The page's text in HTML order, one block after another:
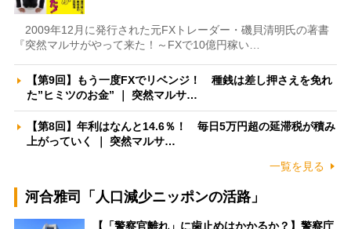
2009年12月に発行された元FXトレーダー・磯貝清明氏の著書
『突然マルサがやって来た！～FXで10億円稼い…
【第9回】もう一度FXでリベンジ！ 種銭は差し押さえを免れ
た”ヒミツのお金” ｜ 突然マルサ…
【第8回】年利はなんと14.6％！ 毎日5万円超の延滞税が積み
上がっていく ｜ 突然マルサ…
一覧を見る
河合雅司「人口減少ニッポンの活路」
【「警察官離れ」に歯止めはかかるか？】警察庁